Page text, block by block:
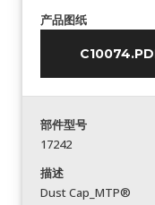
产品图纸
部件型号
17242
描述
Dust Cap_MTP®